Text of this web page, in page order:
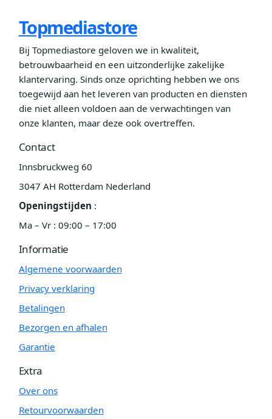
Topmediastore
Bij Topmediastore geloven we in kwaliteit,
betrouwbaarheid en een uitzonderlijke zakelijke
klantervaring. Sinds onze oprichting hebben we ons
toegewijd aan het leveren van producten en diensten
die niet alleen voldoen aan de verwachtingen van
onze klanten, maar deze ook overtreffen.
Contact
Innsbruckweg 60
3047 AH Rotterdam Nederland
Openingstijden :
Ma – Vr : 09:00 – 17:00
Informatie
Algemene voorwaarden
Privacy verklaring
Betalingen
Bezorgen en afhalen
Garantie
Extra
Over ons
Retourvoorwaarden